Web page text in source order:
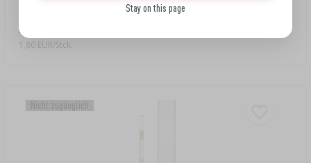
Messzylinder
1,80 EUR/Stck.
Stay on this page